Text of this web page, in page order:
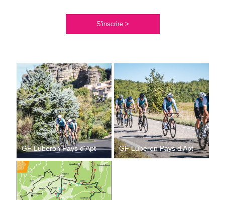
S'inscrire >
GF Luberon Pays d'Apt GF Luberon Pays d'Apt